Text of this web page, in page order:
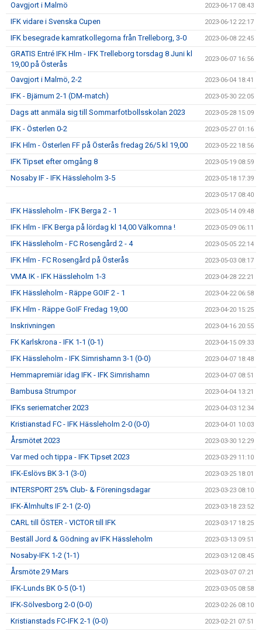
Oavgjort i Malmö 2023-06-17 08:43
IFK vidare i Svenska Cupen 2023-06-12 22:17
IFK besegrade kamratkollegorna från Trelleborg, 3-0 2023-06-08 22:45
GRATIS Entré IFK Hlm - IFK Trelleborg torsdag 8 Juni kl
19,00 på Österås
2023-06-07 16:56
Oavgjort i Malmö, 2-2 2023-06-04 18:41
IFK - Bjärnum 2-1 (DM-match) 2023-05-30 22:05
Dags att anmäla sig till Sommarfotbollsskolan 2023 2023-05-28 15:09
IFK - Österlen 0-2 2023-05-27 01:16
IFK Hlm - Österlen FF på Österås fredag 26/5 kl 19,00 2023-05-22 18:56
IFK Tipset efter omgång 8 2023-05-19 08:59
Nosaby IF - IFK Hässleholm 3-5 2023-05-18 17:39
2023-05-17 08:40
IFK Hässleholm - IFK Berga 2 - 1 2023-05-14 09:48
IFK Hlm - IFK Berga på lördag kl 14,00 Välkomna ! 2023-05-09 06:11
IFK Hässleholm - FC Rosengård 2 - 4 2023-05-05 22:14
IFK Hlm - FC Rosengård på Österås 2023-05-03 08:17
VMA IK - IFK Hässleholm 1-3 2023-04-28 22:21
IFK Hässleholm - Räppe GOIF 2 - 1 2023-04-22 06:58
IFK Hlm - Räppe GoIF Fredag 19,00 2023-04-20 15:25
Inskrivningen 2023-04-16 20:55
FK Karlskrona - IFK 1-1 (0-1) 2023-04-15 09:33
IFK Hässleholm - IFK Simrishamn 3-1 (0-0) 2023-04-07 18:48
Hemmapremiär idag IFK - IFK Simrishamn 2023-04-07 08:51
Bambusa Strumpor 2023-04-04 13:21
IFKs seriematcher 2023 2023-04-03 12:34
Kristianstad FC - IFK Hässleholm 2-0 (0-0) 2023-04-01 10:03
Årsmötet 2023 2023-03-30 12:29
Var med och tippa - IFK Tipset 2023 2023-03-29 11:10
IFK-Eslövs BK 3-1 (3-0) 2023-03-25 18:01
INTERSPORT 25% Club- & Föreningsdagar 2023-03-23 08:10
IFK-Älmhults IF 2-1 (2-0) 2023-03-18 23:52
CARL till ÖSTER - VICTOR till IFK 2023-03-17 18:25
Beställ Jord & Gödning av IFK Hässleholm 2023-03-13 09:51
Nosaby-IFK 1-2 (1-1) 2023-03-12 08:45
Årsmöte 29 Mars 2023-03-07 07:21
IFK-Lunds BK 0-5 (0-1) 2023-03-05 08:58
IFK-Sölvesborg 2-0 (0-0) 2023-02-26 08:10
Kristianstads FC-IFK 2-1 (0-0) 2023-02-21 07:51